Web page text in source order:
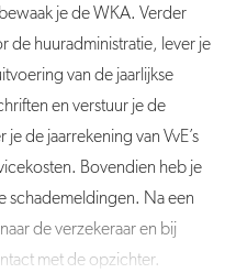
je de WKA. Verder
de huuradministratie, lever je
van de jaarlijkse
en verstuur je de
de jaarrekening van VvE’s
Bovendien heb je
schademeldingen. Na een
de verzekeraar en bij
met de opzichter.